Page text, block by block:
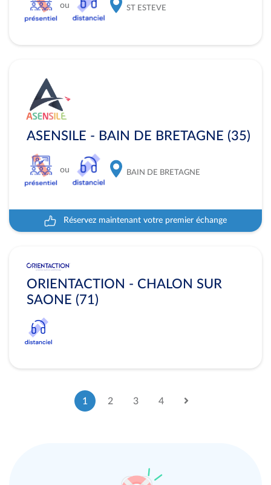
ou ST ESTEVE
ASENSILE - BAIN DE BRETAGNE (35)
ou BAIN DE BRETAGNE
Réservez maintenant votre premier échange
ORIENTACTION - CHALON SUR
SAONE (71)
1 2 3 4